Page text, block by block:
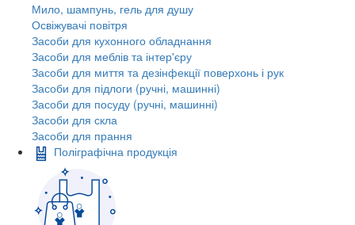
Мило, шампунь, гель для душу
Освіжувачі повітря
Засоби для кухонного обладнання
Засоби для меблів та інтер'єру
Засоби для миття та дезінфекції поверхонь і рук
Засоби для підлоги (ручні, машинні)
Засоби для посуду (ручні, машинні)
Засоби для скла
Засоби для прання
Поліграфічна продукція